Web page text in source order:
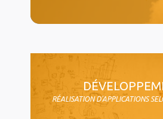
RÉALISATION D'APPLICATIONS